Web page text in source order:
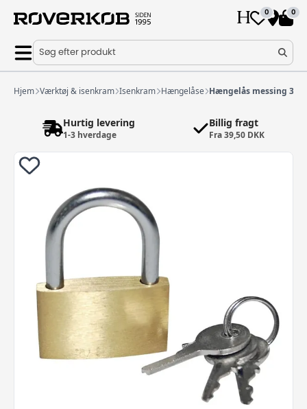
0 0
Søg efter produkt
Hjem Værktøj & isenkram Isenkram Hængelåse Hængelås messing 30
Hurtig levering
1-3 hverdage
Billig fragt
Fra 39,50 DKK